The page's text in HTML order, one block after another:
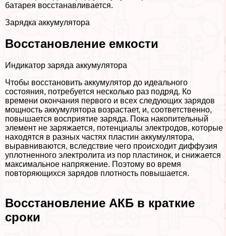
батарея восстанавливается.
Зарядка аккумулятора
Восстановление емкости
Индикатор заряда аккумулятора
Чтобы восстановить аккумулятор до идеального
состояния, потребуется несколько раз подряд. Ко
времени окончания первого и всех следующих зарядов
мощность аккумулятора возрастает, и, соответственно,
повышается восприятие заряда. Пока накопительный
элемент не заряжается, потенциалы электродов, которые
находятся в разных частях пластин аккумулятора,
выравниваются, вследствие чего происходит диффузия
уплотненного электролита из пор пластинок, и снижается
максимальное напряжение. Поэтому во время
повторяющихся зарядов плотность повышается.
Восстановление АКБ в краткие
сроки